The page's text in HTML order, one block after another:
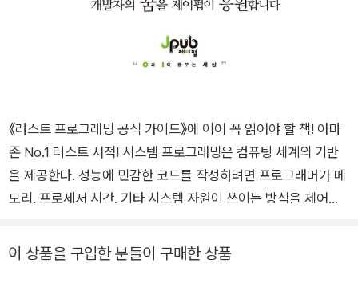
《러스트 프로그래밍 공식 가이드》에 이어 꼭 읽어야 할 책! 아마
존 No.1 러스트 서적! 시스템 프로그래밍은 컴퓨팅 세계의 기반
을 제공한다. 성능에 민감한 코드를 작성하려면 프로그래머가 메
모리, 프로세서 시간, 기타 시스템 자원이 쓰이는 방식을 제어할
언어는 메모리 관리 오류에서 스레드 간의 데이터 경합까지 광범
이 상품을 구입한 분들이 구매한 상품